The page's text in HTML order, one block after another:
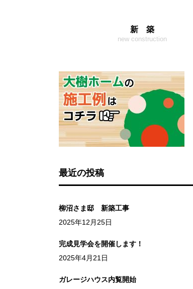
新 築
new construction
最近の投稿
柳沼さま邸 新築工事
2025年12月25日
完成見学会を開催します！
2025年4月21日
ガレージハウス内覧開始